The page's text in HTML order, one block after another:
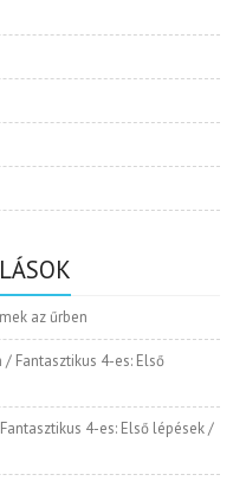
az űrben
/ Fantasztikus 4-es: Első
4-es: Első lépések /